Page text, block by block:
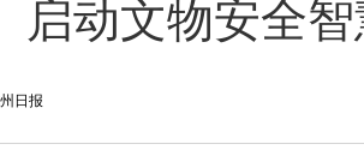
启动文物安全
日报